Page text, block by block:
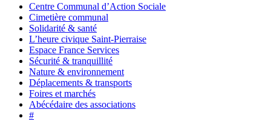
Centre Communal d’Action Sociale
Cimetière communal
Solidarité & santé
L’heure civique Saint-Pierraise
Espace France Services
Sécurité & tranquillité
Nature & environnement
Déplacements & transports
Foires et marchés
Abécédaire des associations
#